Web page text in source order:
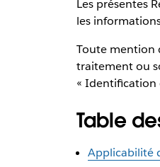
Les présentes
les
Toute mention
traitement ou
« Identification
Table
Applicabilité